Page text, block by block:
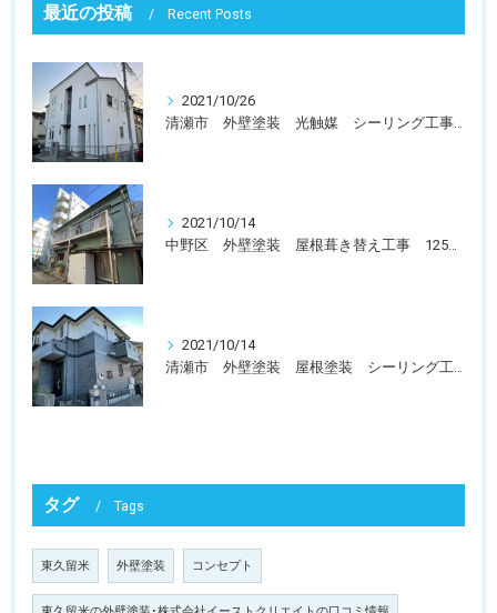
最近の投稿 Recent Posts
2021/10/26
清瀬市 外壁塗装 光触媒 シーリング工事 110万〜120万円
2021/10/14
中野区 外壁塗装 屋根葺き替え工事 125万〜135万円
2021/10/14
タグ Tags
東久留米 外壁塗装 コンセプト